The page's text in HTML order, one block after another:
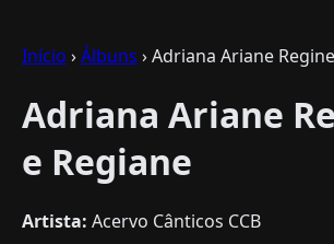
Início ›Álbuns › Adriana Ariane
Adriana Ariane
e Regiane
Artista: Acervo Cânticos CCB